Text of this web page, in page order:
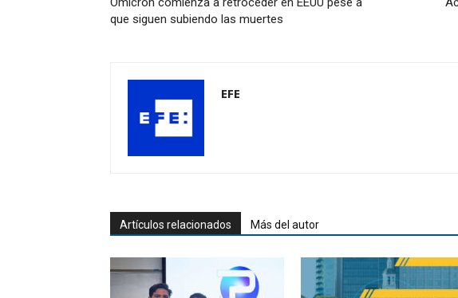
que siguen subiendo las muertes
EFE
Artículos relacionados Más del autor